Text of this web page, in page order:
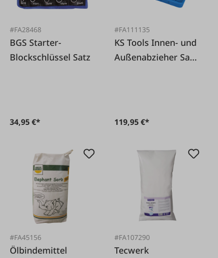
#FA28468
BGS Starter-
Blockschlüssel Satz
34,95 €*
#FA111135
KS Tools Innen- und
Außenabzieher Satz
119,95 €*
#FA45156
Ölbindemittel
#FA107290
Tecwerk